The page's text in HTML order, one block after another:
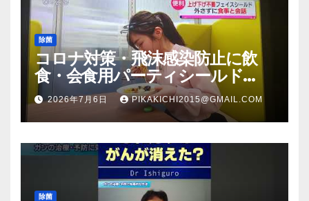
除菌
コロナ対策・飛沫感染防止に飲
食・会食用パーティシールド
（マスク会食代替品）ＦＢＣ福井
放送のＴＶ番組での紹介映像
2026年7月6日 PIKAKICHI2015@GMAIL.COM
除菌